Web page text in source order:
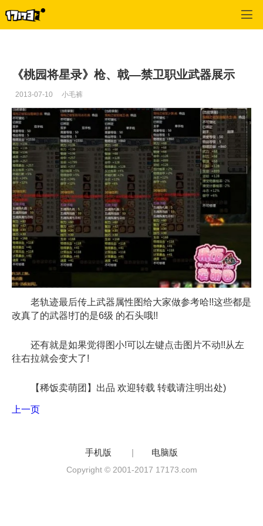
《桃园将星录》枪、戟—禁卫职业武器展示
2013-07-10 小毛裤
老轨迹最后传上武器属性图给大家做参考哈!!这些都是
改真了的武器!打的是6级 的石头哦!!
还有就是如果觉得图小!可以左键点击图片不动!!从左
往右拉就会变大了!
【稀饭卖萌团】出品 欢迎转载 转载请注明出处)
上一页
手机版 | 电脑版
Copyright © 2001-2017 17173.com